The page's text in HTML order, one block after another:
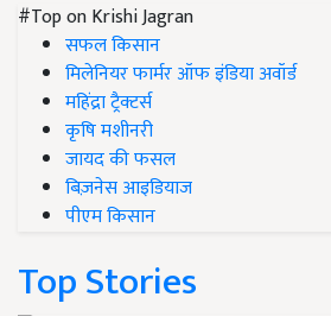
#Top on Krishi Jagran
सफल किसान
मिलेनियर फार्मर ऑफ इंडिया अवॉर्ड
महिंद्रा ट्रैक्टर्स
कृषि मशीनरी
जायद की फसल
बिज़नेस आइडियाज
पीएम किसान
Top Stories